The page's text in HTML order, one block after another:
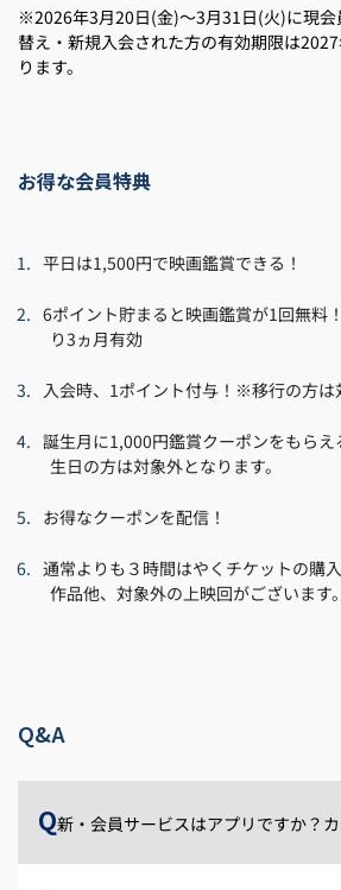
※2026年3月20日(金)～3月31日(火)に現会
替え・新規入会された方の有効期限は
ります。
お得な会員特典
平日は1,500円で映画鑑賞できる！
6ポイント貯まると映画鑑賞が1回無
り3ヵ月有効
入会時、1ポイント付与！※移行の方は
誕生月に1,000円鑑賞クーポンをもら
生日の方は対象外となります。
お得なクーポンを配信！
通常よりも３時間はやくチケットの
作品他、対象外の上映回がございます。
Q&A
Q新・会員サービスはアプリですか？